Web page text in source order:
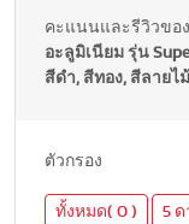
คะแนนและรีวิวของ
อะลูมิเนียม รุ่น
สีดำ, สีทอง, สีลายไ
ตัวกรอง
ทั้งหมด( 0 ) 5 ด